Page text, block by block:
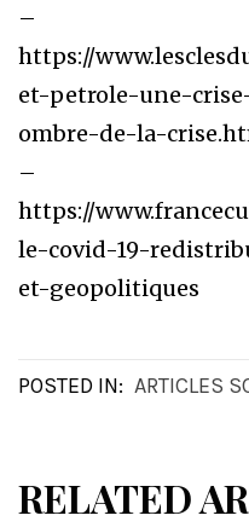
–
https://
et-petrole-une-
ombre-de-la-
–
https://
le-covid-19-
et-geopolitiques
POSTED IN: ARTICLES
RELATED